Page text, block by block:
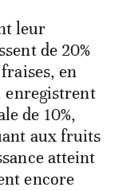
leur
de 20%
en
enregistrent
de 10%,
aux fruits
atteint
encore